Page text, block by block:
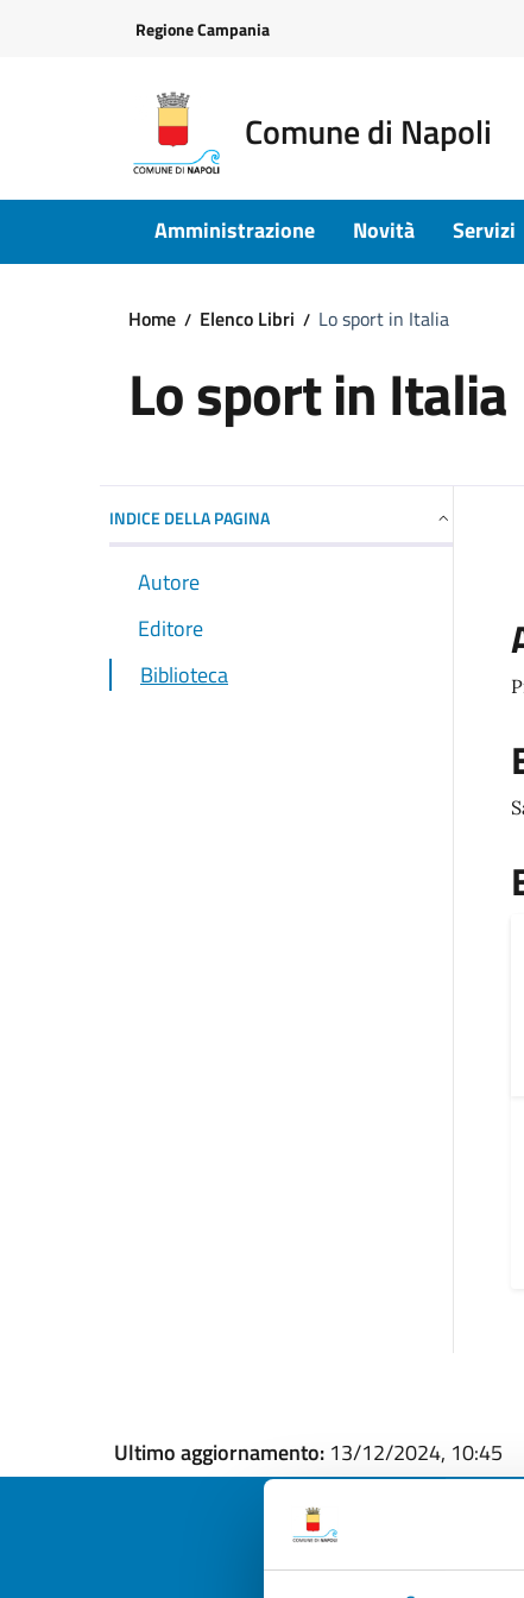
Regione Campania
Comune di Napoli
Amministrazione Novità Servizi
Home Elenco Libri Lo sport in Italia
Lo sport in Italia
INDICE DELLA PAGINA
Autore
Editore
Biblioteca
Ultimo aggiornamento: 13/12/2024, 10:45